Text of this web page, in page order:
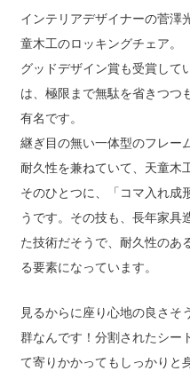
インテリアデザイナーの菅澤
童木工のロッキングチェア。
グッドデザイン賞も受賞して
は、極限まで無駄を省きつつ
有名です。
継ぎ目の無い一体型のフレー
耐久性を兼ねていて、天童木
そのひとつに、「コマ入れ成
うです。その技も、長年家具
た技術だそうで、耐久性のあ
る要素になっています。
見るからに座り心地の良さそ
群なんです！分割されたシー
て寄りかかってもしっかりと